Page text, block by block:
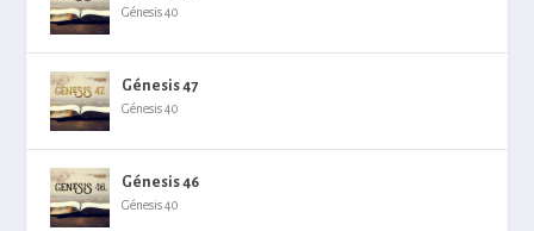
Génesis 40
Génesis 47
Génesis 40
Génesis 46
Génesis 40